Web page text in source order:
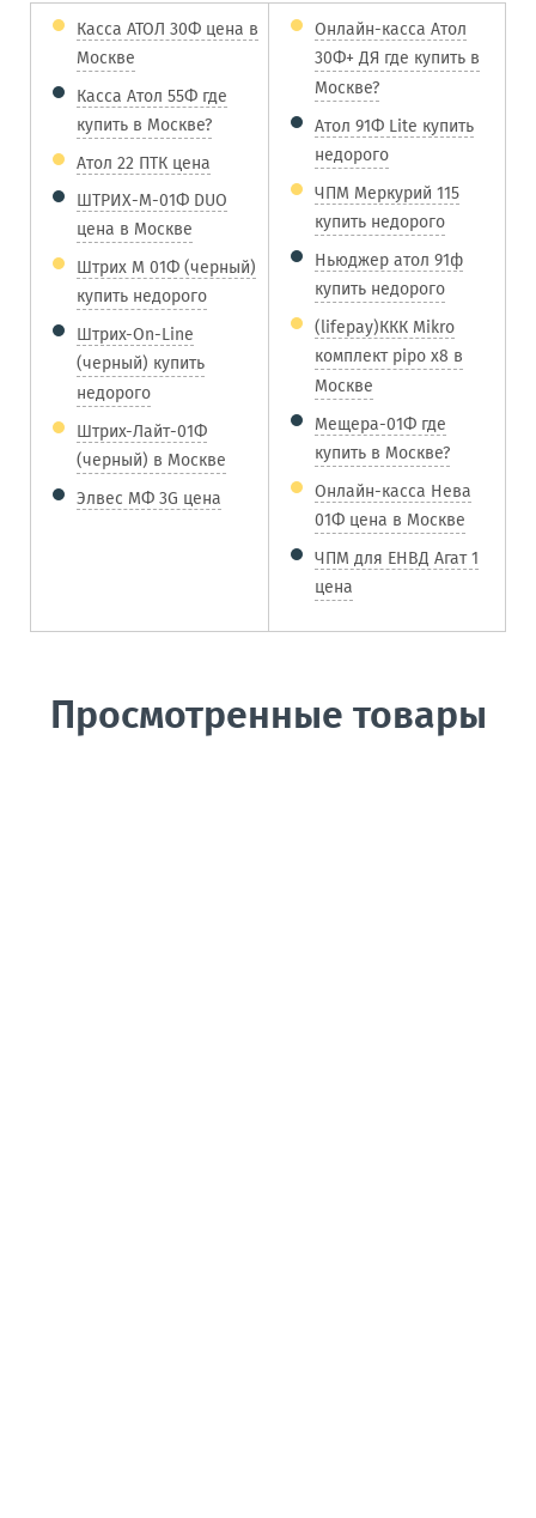
Касса АТОЛ 30Ф цена в
Москве
Касса Атол 55Ф где
купить в Москве?
Атол 22 ПТК цена
ШТРИХ-М-01Ф DUO
цена в Москве
Штрих М 01Ф (черный)
купить недорого
Штрих-On-Line
(черный) купить
недорого
Штрих-Лайт-01Ф
(черный) в Москве
Элвес МФ 3G цена
Онлайн-касса Атол
30Ф+ ДЯ где купить в
Москве?
Атол 91Ф Lite купить
недорого
ЧПМ Меркурий 115
купить недорого
Ньюджер атол 91ф
купить недорого
(lifepay)ККК Mikro
комплект pipo x8 в
Москве
Мещера-01Ф где
купить в Москве?
Онлайн-касса Нева
01Ф цена в Москве
ЧПМ для ЕНВД Агат 1
цена
Просмотренные товары